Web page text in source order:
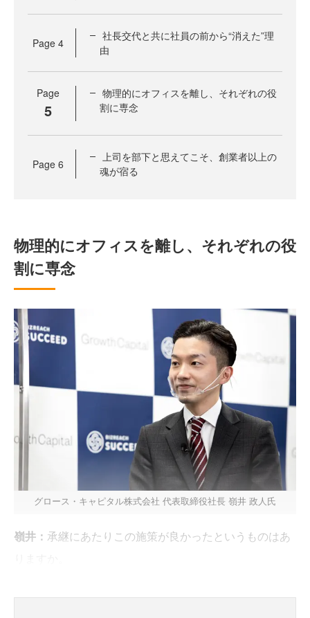
Page 4
社長交代と共に社員の前から“消えた”理
由
Page
5
物理的にオフィスを離し、それぞれの役
割に専念
Page 6
上司を部下と思えてこそ、創業者以上の
魂が宿る
物理的にオフィスを離し、それぞれの役
割に専念
グロース・キャピタル株式会社 代表取締役社長 嶺井 政人氏
嶺井： 承継にあたりこの施策が良かったというものはあ